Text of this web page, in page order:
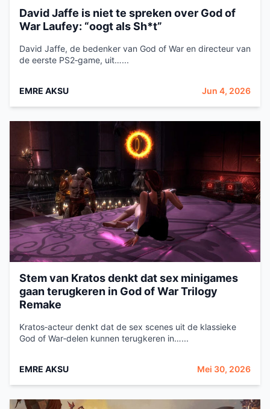
David Jaffe is niet te spreken over God of
War Laufey: “oogt als Sh*t”
David Jaffe, de bedenker van God of War en directeur van
de eerste PS2‑game, uit…...
EMRE AKSU Jun 4, 2026
Stem van Kratos denkt dat sex minigames
gaan terugkeren in God of War Trilogy
Remake
Kratos‑acteur denkt dat de sex scenes uit de klassieke
God of War‑delen kunnen terugkeren in…...
EMRE AKSU Mei 30, 2026